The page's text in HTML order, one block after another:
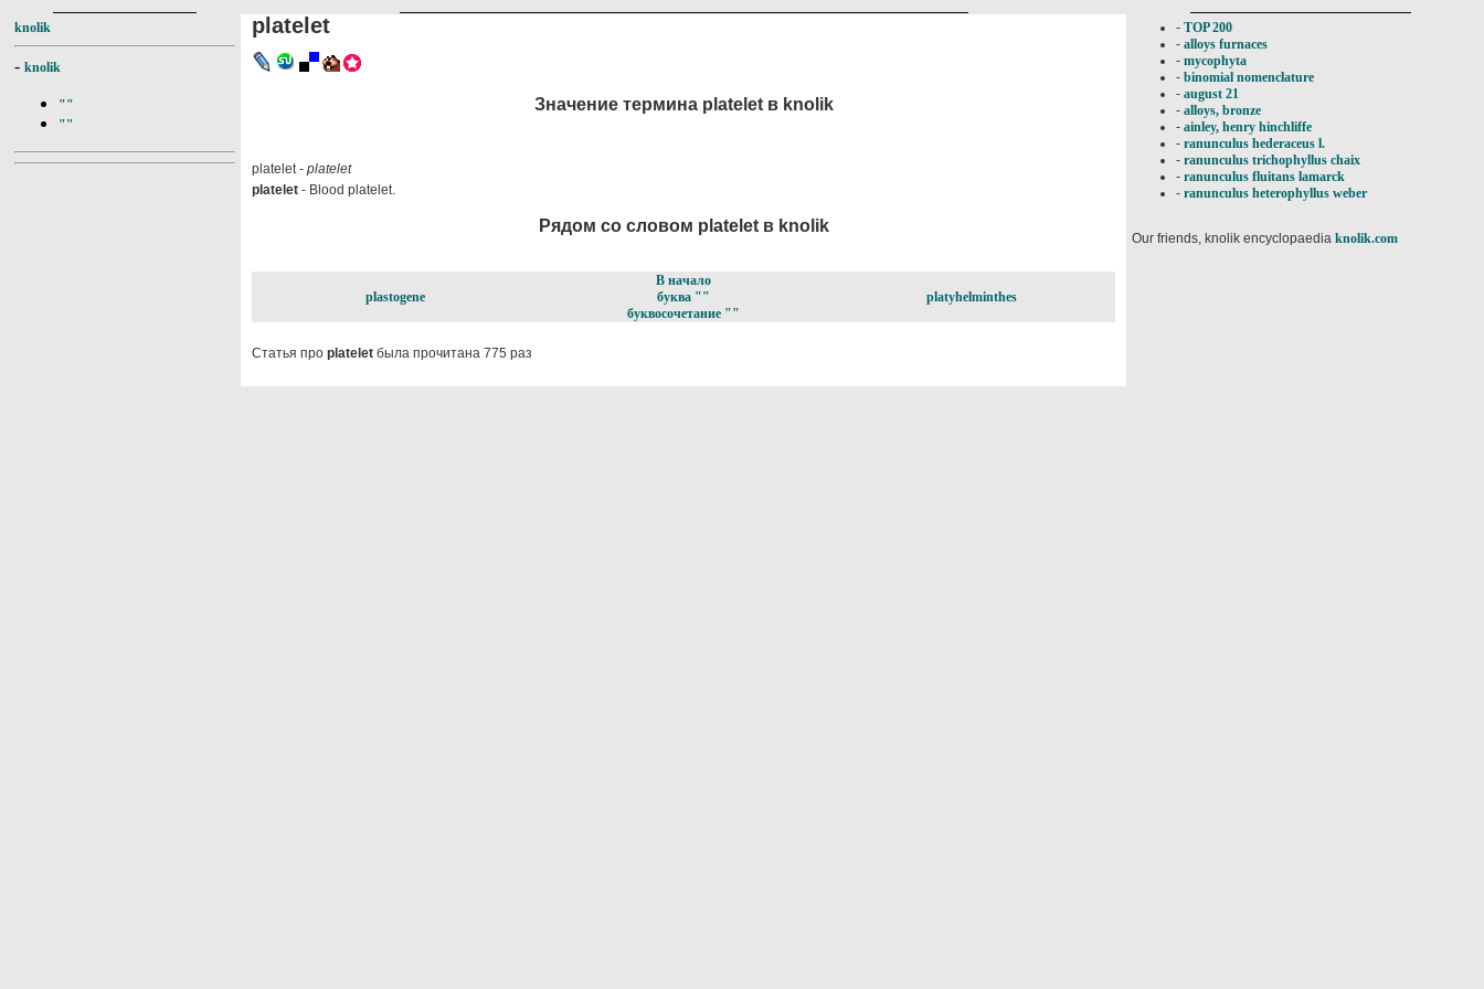
knolik
- knolik
""
""
platelet
Значение термина platelet в knolik
platelet - platelet
platelet - Blood platelet.
Рядом со словом platelet в knolik
plastogene
В начало
буква ""
буквосочетание ""
platyhelminthes
Статья про platelet была прочитана 775 раз
- TOP 200
- alloys furnaces
- mycophyta
- binomial nomenclature
- august 21
- alloys, bronze
- ainley, henry hinchliffe
- ranunculus hederaceus l.
- ranunculus trichophyllus chaix
- ranunculus fluitans lamarck
- ranunculus heterophyllus weber
Our friends, knolik encyclopaedia knolik.com